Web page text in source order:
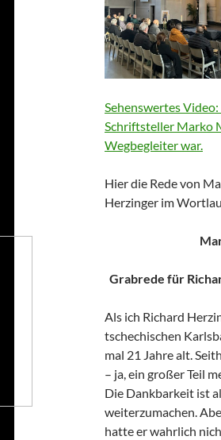
Sehenswertes
Schriftsteller Marko
Wegbegleiter war.
Hier die Rede von
Herzinger im
Grabrede für
Als ich Richard
tschechischen
mal 21 Jahre alt.
– ja, ein großer Teil
Die Dankbarkeit ist
weiterzumachen.
hatte er wahrlich